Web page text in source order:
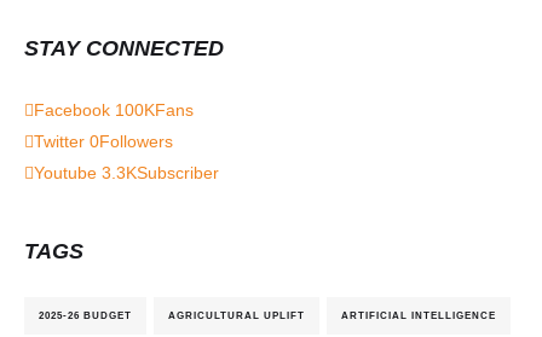
STAY CONNECTED
Facebook 100KFans
Twitter 0Followers
Youtube 3.3KSubscriber
TAGS
2025-26 BUDGET AGRICULTURAL UPLIFT ARTIFICIAL INTELLIGENCE